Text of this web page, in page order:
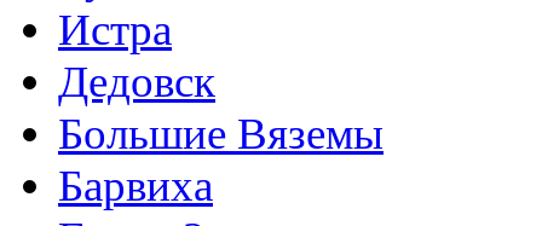
Истра
Дедовск
Большие Вяземы
Барвиха